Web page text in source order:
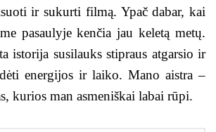
ir sukurti filmą. Ypač dabar, kai
pasaulyje kenčia jau keletą metų.
istorija susilauks stipraus atgarsio ir
energijos ir laiko. Mano aistra –
kurios man asmeniškai labai rūpi.